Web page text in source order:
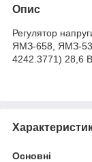
Опис
Регулятор
ЯМЗ-658, ЯМЗ-
4242.3771) 28,6
Основні